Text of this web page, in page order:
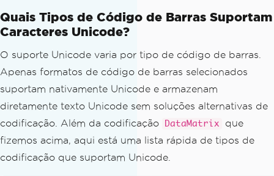
Quais Tipos de Código de Barras Suportam
Caracteres Unicode?
O suporte Unicode varia por tipo de código de barras.
Apenas formatos de código de barras selecionados
suportam nativamente Unicode e armazenam
diretamente texto Unicode sem soluções alternativas de
codificação. Além da codificação
DataMatrix
que
fizemos acima, aqui está uma lista rápida de tipos de
codificação que suportam Unicode.